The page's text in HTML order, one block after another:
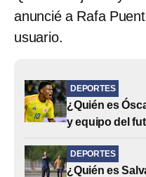
anuncié a Rafa
usuario.
DEPORTES
¿Quién es
y equipo del
DEPORTES
¿Quién es